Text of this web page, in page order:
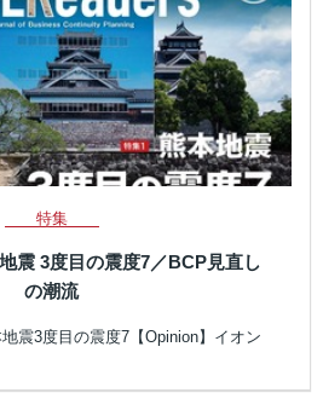
特集
震 3度目の震度7／BCP見直し
の潮流
震3度目の震度7【Opinion】イオン